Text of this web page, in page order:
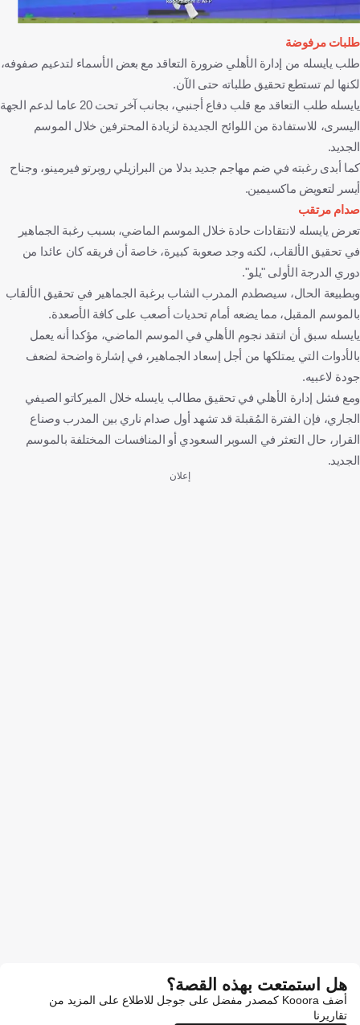
طلبات مرفوضة
طلب يايسله من إدارة الأهلي ضرورة التعاقد مع بعض الأسماء لتدعيم صفوفه،
لكنها لم تستطع تحقيق طلباته حتى الآن.
يايسله طلب التعاقد مع قلب دفاع أجنبي، بجانب آخر تحت 20 عاما لدعم الجهة
اليسرى، للاستفادة من اللوائح الجديدة لزيادة المحترفين خلال الموسم
الجديد.
كما أبدى رغبته في ضم مهاجم جديد بدلا من البرازيلي روبرتو فيرمينو، وجناح
أيسر لتعويض ماكسيمين.
صدام مرتقب
تعرض يايسله لانتقادات حادة خلال الموسم الماضي، بسبب رغبة الجماهير
في تحقيق الألقاب، لكنه وجد صعوبة كبيرة، خاصة أن فريقه كان عائدا من
دوري الدرجة الأولى "يلو".
وبطبيعة الحال، سيصطدم المدرب الشاب برغبة الجماهير في تحقيق الألقاب
بالموسم المقبل، مما يضعه أمام تحديات أصعب على كافة الأصعدة.
يايسله سبق أن انتقد نجوم الأهلي في الموسم الماضي، مؤكدا أنه يعمل
بالأدوات التي يمتلكها من أجل إسعاد الجماهير، في إشارة واضحة لضعف
جودة لاعبيه.
ومع فشل إدارة الأهلي في تحقيق مطالب يايسله خلال الميركاتو الصيفي
الجاري، فإن الفترة المُقبلة قد تشهد أول صدام ناري بين المدرب وصناع
القرار، حال التعثر في السوبر السعودي أو المنافسات المختلفة بالموسم
الجديد.
إعلان
هل استمتعت بهذه القصة؟
أضف Kooora كمصدر مفضل على جوجل للاطلاع على المزيد من
تقاريرنا